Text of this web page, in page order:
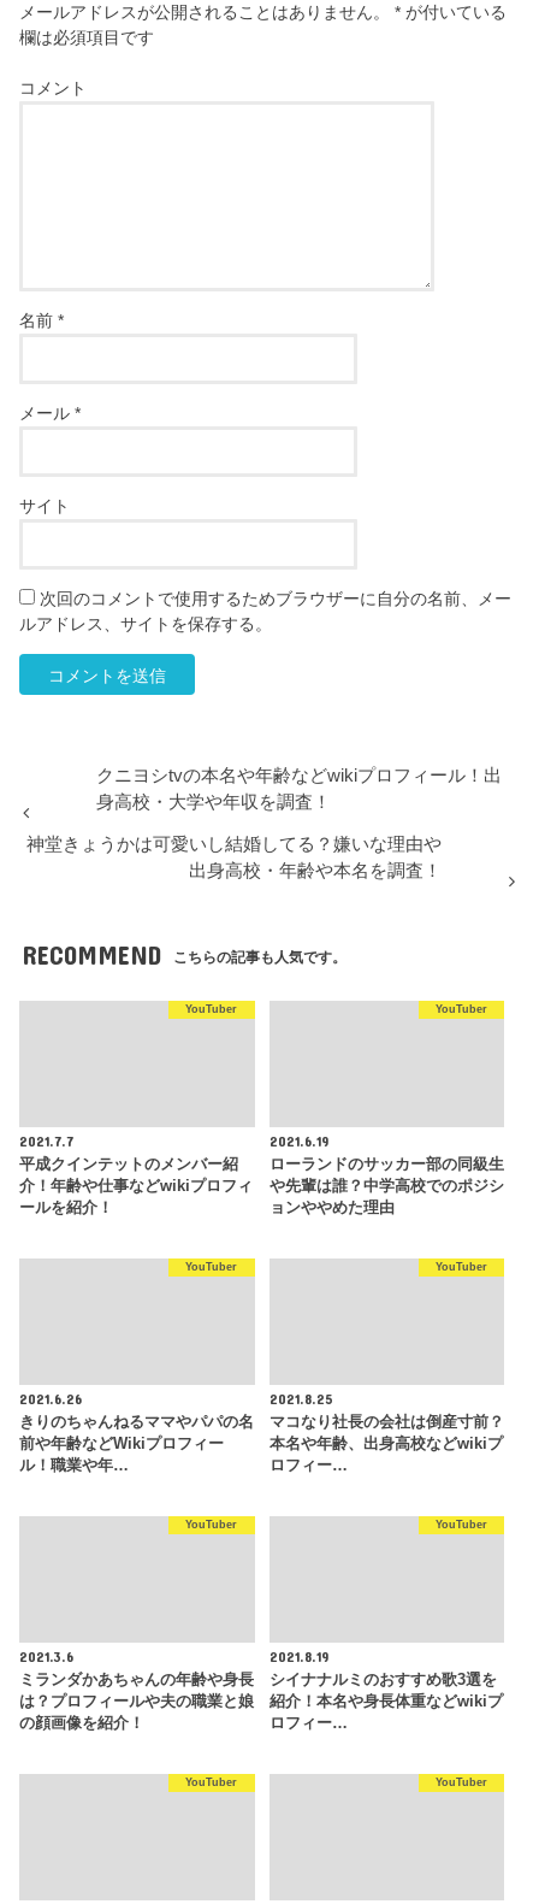
メールアドレスが公開されることはありません。 * が付いている
欄は必須項目です
コメント
名前*
メール*
サイト
次回のコメントで使用するためブラウザーに自分の名前、メー
ルアドレス、サイトを保存する。
クニヨシtvの本名や年齢などwikiプロフィール！出
身高校・大学や年収を調査！
神堂きょうかは可愛いし結婚してる？嫌いな理由や
出身高校・年齢や本名を調査！
RECOMMEND こちらの記事も人気です。
YouTuber
2021.7.7
平成クインテットのメンバー紹
介！年齢や仕事などwikiプロフィ
ールを紹介！
YouTuber
2021.6.19
ローランドのサッカー部の同級生
や先輩は誰？中学高校でのポジシ
ョンややめた理由
YouTuber
2021.6.26
きりのちゃんねるママやパパの名
前や年齢などWikiプロフィー
ル！職業や年…
YouTuber
2021.8.25
マコなり社長の会社は倒産寸前？
本名や年齢、出身高校などwikiプ
ロフィー…
YouTuber
2021.3.6
ミランダかあちゃんの年齢や身長
は？プロフィールや夫の職業と娘
の顔画像を紹介！
YouTuber
2021.8.19
シイナナルミのおすすめ歌3選を
紹介！本名や身長体重などwikiプ
ロフィー…
YouTuber YouTuber